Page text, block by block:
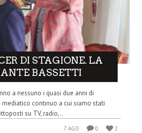
DI STAGIONE. LA
BASSETTI
a nessuno i quasi due anni di
continuo a cui siamo stati
su TV, radio,..
7 AGO 0 2